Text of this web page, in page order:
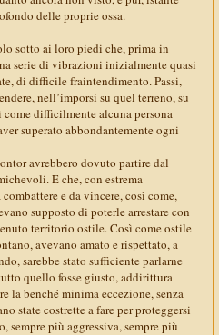
delle proprie ossa.
sotto ai loro piedi che, prima in
serie di vibrazioni inizialmente quasi
di difficile fraintendimento. Passi,
nell’imporsi su quel terreno, su
come difficilmente alcuna persona
superato abbondantemente ogni
avrebbero dovuto partire dal
E che, con estrema
e da vincere, così come,
supposto di poterle arrestare con
territorio ostile. Così come ostile
avevano amato e rispettato, a
sarebbe stato sufficiente parlarne
quello fosse giusto, addirittura
la benché minima eccezione, senza
state costrette a fare per proteggersi
più aggressiva, sempre più